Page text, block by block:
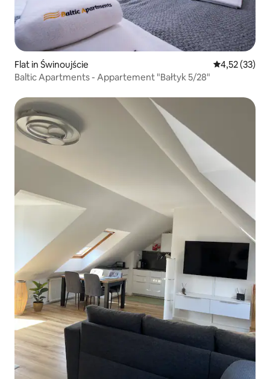
Flat in Świnoujście Gemiddelde
4,52 (33)
Baltic Apartments - Appartement "Bałtyk 5/28"